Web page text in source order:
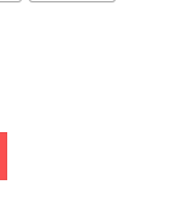
1803 số lượng